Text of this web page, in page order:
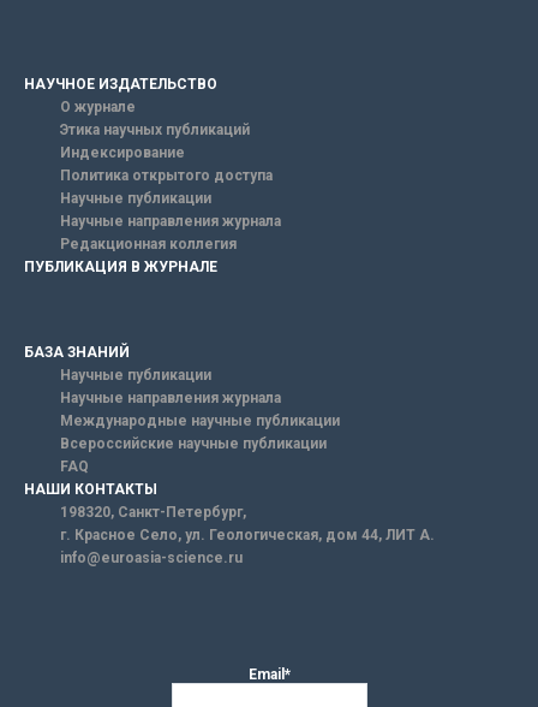
НАУЧНОЕ ИЗДАТЕЛЬСТВО
О журнале
Этика научных публикаций
Индексирование
Политика открытого доступа
Научные публикации
Научные направления журнала
Редакционная коллегия
ПУБЛИКАЦИЯ В ЖУРНАЛЕ
БАЗА ЗНАНИЙ
Научные публикации
Научные направления журнала
Международные научные публикации
Всероссийские научные публикации
FAQ
НАШИ КОНТАКТЫ
198320, Санкт-Петербург,
г. Красное Село, ул. Геологическая, дом 44, ЛИТ А.
info@euroasia-science.ru
Email*